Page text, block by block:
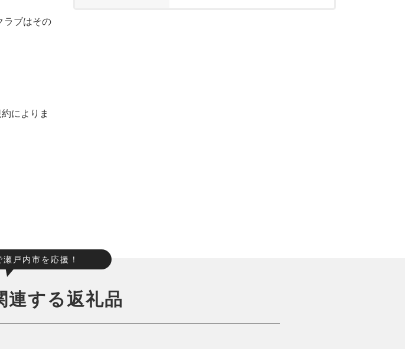
ラブはその
によりま
戸内市を応援！
連する返礼品